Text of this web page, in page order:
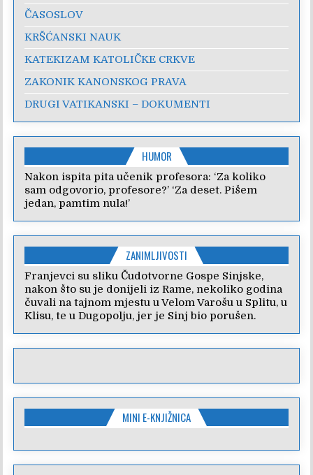
ČASOSLOV
KRŠĆANSKI NAUK
KATEKIZAM KATOLIČKE CRKVE
ZAKONIK KANONSKOG PRAVA
DRUGI VATIKANSKI – DOKUMENTI
HUMOR
Nakon ispita pita učenik profesora: ‘Za koliko
sam odgovorio, profesore?’ ‘Za deset. Pišem
jedan, pamtim nula!’
ZANIMLJIVOSTI
Franjevci su sliku Čudotvorne Gospe Sinjske,
nakon što su je donijeli iz Rame, nekoliko godina
čuvali na tajnom mjestu u Velom Varošu u Splitu, u
Klisu, te u Dugopolju, jer je Sinj bio porušen.
MINI E-KNJIŽNICA